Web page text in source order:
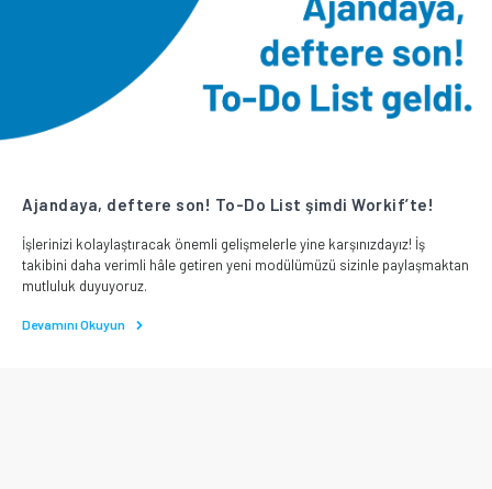
Ajandaya, deftere son! To-Do List şimdi Workif’te!
İşlerinizi kolaylaştıracak önemli gelişmelerle yine karşınızdayız! İş
takibini daha verimli hâle getiren yeni modülümüzü sizinle paylaşmaktan
mutluluk duyuyoruz.
Devamını Okuyun